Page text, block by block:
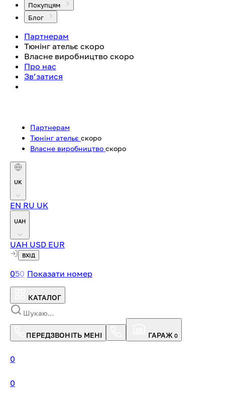
Покупцям
Блог
Партнерам
Тюнінг ательє скоро
Власне виробництво скоро
Про нас
Зв’затися
Партнерам
Тюнінг ательє скоро
Власне виробництво скоро
UK
EN RU UK
UAH
UAH USD EUR
ВХІД
050 Показати номер
КАТАЛОГ
ПЕРЕДЗВОНІТЬ МЕНІ ГАРАЖ 0
0
0